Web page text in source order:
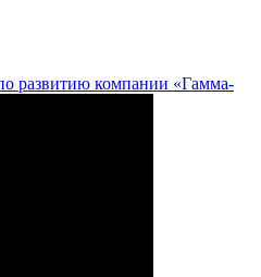
развитию компании «Гамма-